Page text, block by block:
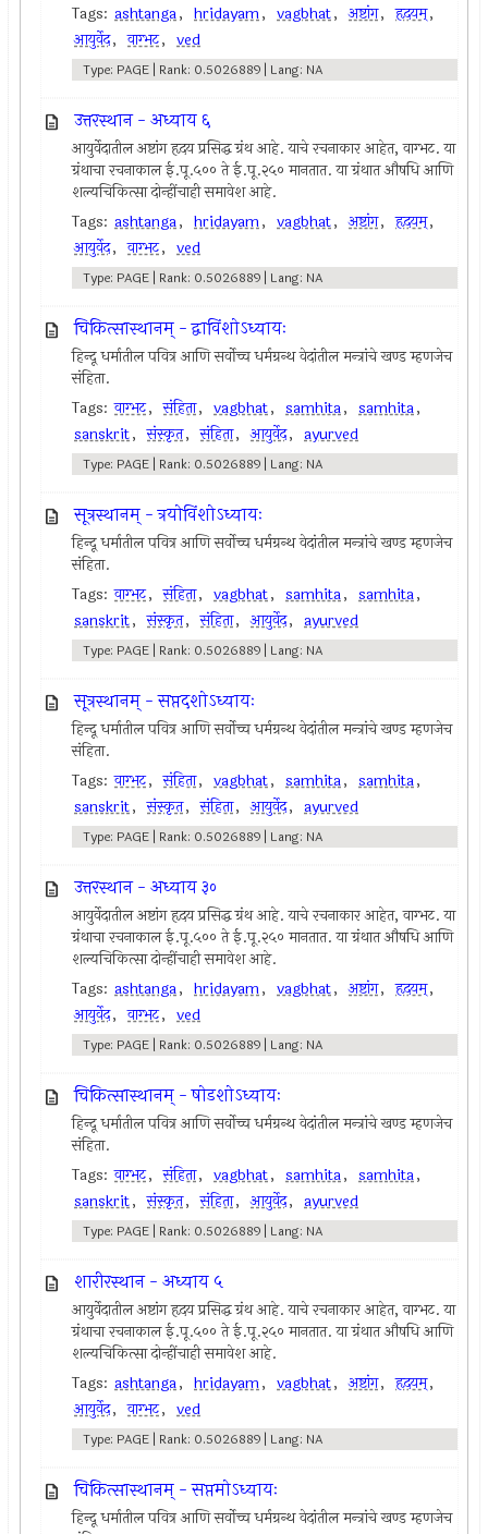
Tags: ashtanga, hridayam, vagbhat, अष्टांग, हृदयम्,
आयुर्वेद, वाग्भट, ved
Type: PAGE | Rank: 0.5026889 | Lang: NA
उत्तरस्थान - अध्याय ६
आयुर्वेदातील अष्टांग हृदय प्रसिद्ध ग्रंथ आहे. याचे रचनाकार आहेत, वाग्भट. या
ग्रंथाचा रचनाकाल ई.पू.५०० ते ई.पू.२५० मानतात. या ग्रंथात औषधि आणि
शल्यचिकित्सा दोन्हींचाही समावेश आहे.
Tags: ashtanga, hridayam, vagbhat, अष्टांग, हृदयम्,
आयुर्वेद, वाग्भट, ved
Type: PAGE | Rank: 0.5026889 | Lang: NA
चिकित्सास्थानम् - द्वाविंशोऽध्यायः
हिन्दू धर्मातील पवित्र आणि सर्वोच्च धर्मग्रन्थ वेदांतील मन्त्रांचे खण्ड म्हणजेच
संहिता.
Tags: वाग्भट, संहिता, vagbhat, samhita, samhita,
sanskrit, संस्कृत, संहिता, आयुर्वेद, ayurved
Type: PAGE | Rank: 0.5026889 | Lang: NA
सूत्रस्थानम् - त्रयोविंशोऽध्यायः
हिन्दू धर्मातील पवित्र आणि सर्वोच्च धर्मग्रन्थ वेदांतील मन्त्रांचे खण्ड म्हणजेच
संहिता.
Tags: वाग्भट, संहिता, vagbhat, samhita, samhita,
sanskrit, संस्कृत, संहिता, आयुर्वेद, ayurved
Type: PAGE | Rank: 0.5026889 | Lang: NA
सूत्रस्थानम् - सप्तदशोऽध्यायः
हिन्दू धर्मातील पवित्र आणि सर्वोच्च धर्मग्रन्थ वेदांतील मन्त्रांचे खण्ड म्हणजेच
संहिता.
Tags: वाग्भट, संहिता, vagbhat, samhita, samhita,
sanskrit, संस्कृत, संहिता, आयुर्वेद, ayurved
Type: PAGE | Rank: 0.5026889 | Lang: NA
उत्तरस्थान - अध्याय ३०
आयुर्वेदातील अष्टांग हृदय प्रसिद्ध ग्रंथ आहे. याचे रचनाकार आहेत, वाग्भट. या
ग्रंथाचा रचनाकाल ई.पू.५०० ते ई.पू.२५० मानतात. या ग्रंथात औषधि आणि
शल्यचिकित्सा दोन्हींचाही समावेश आहे.
Tags: ashtanga, hridayam, vagbhat, अष्टांग, हृदयम्,
आयुर्वेद, वाग्भट, ved
Type: PAGE | Rank: 0.5026889 | Lang: NA
चिकित्सास्थानम् - षोडशोऽध्यायः
हिन्दू धर्मातील पवित्र आणि सर्वोच्च धर्मग्रन्थ वेदांतील मन्त्रांचे खण्ड म्हणजेच
संहिता.
Tags: वाग्भट, संहिता, vagbhat, samhita, samhita,
sanskrit, संस्कृत, संहिता, आयुर्वेद, ayurved
Type: PAGE | Rank: 0.5026889 | Lang: NA
शारीरस्थान - अध्याय ५
आयुर्वेदातील अष्टांग हृदय प्रसिद्ध ग्रंथ आहे. याचे रचनाकार आहेत, वाग्भट. या
ग्रंथाचा रचनाकाल ई.पू.५०० ते ई.पू.२५० मानतात. या ग्रंथात औषधि आणि
शल्यचिकित्सा दोन्हींचाही समावेश आहे.
Tags: ashtanga, hridayam, vagbhat, अष्टांग, हृदयम्,
आयुर्वेद, वाग्भट, ved
Type: PAGE | Rank: 0.5026889 | Lang: NA
चिकित्सास्थानम् - सप्तमोऽध्यायः
हिन्दू धर्मातील पवित्र आणि सर्वोच्च धर्मग्रन्थ वेदांतील मन्त्रांचे खण्ड म्हणजेच